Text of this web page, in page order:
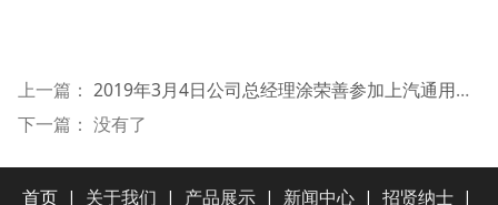
上一篇： 2019年3月4日公司总经理涂荣善参加上汽通用五菱供应商大会
下一篇： 没有了
首页| 关于我们 | 产品展示| 新闻中心| 招贤纳士|